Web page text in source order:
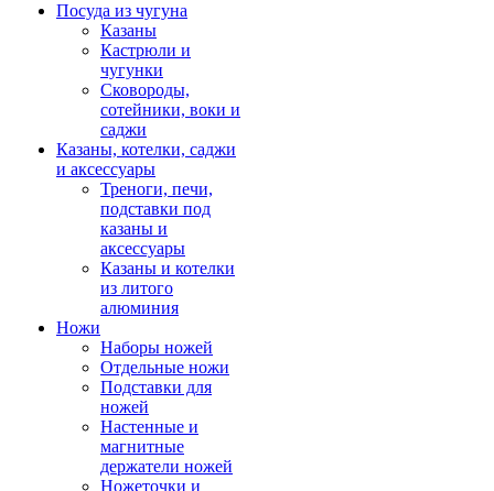
Посуда из чугуна
Казаны
Кастрюли и
чугунки
Сковороды,
сотейники, воки и
саджи
Казаны, котелки, саджи
и аксессуары
Треноги, печи,
подставки под
казаны и
аксессуары
Казаны и котелки
из литого
алюминия
Ножи
Наборы ножей
Отдельные ножи
Подставки для
ножей
Настенные и
магнитные
держатели ножей
Ножеточки и